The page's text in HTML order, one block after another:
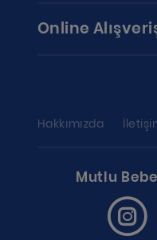
Online
Hakkımızda
Mutlu